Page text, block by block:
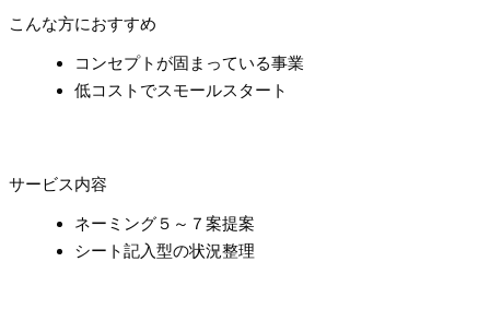
こんな方におすすめ
コンセプトが固まっている事業
低コストでスモールスタート
サービス内容
ネーミング５～７案提案
シート記入型の状況整理